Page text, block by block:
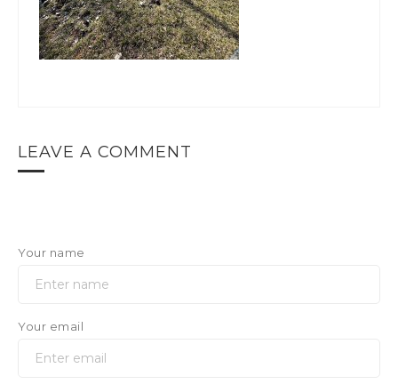
LEAVE A COMMENT
Your name
Your email